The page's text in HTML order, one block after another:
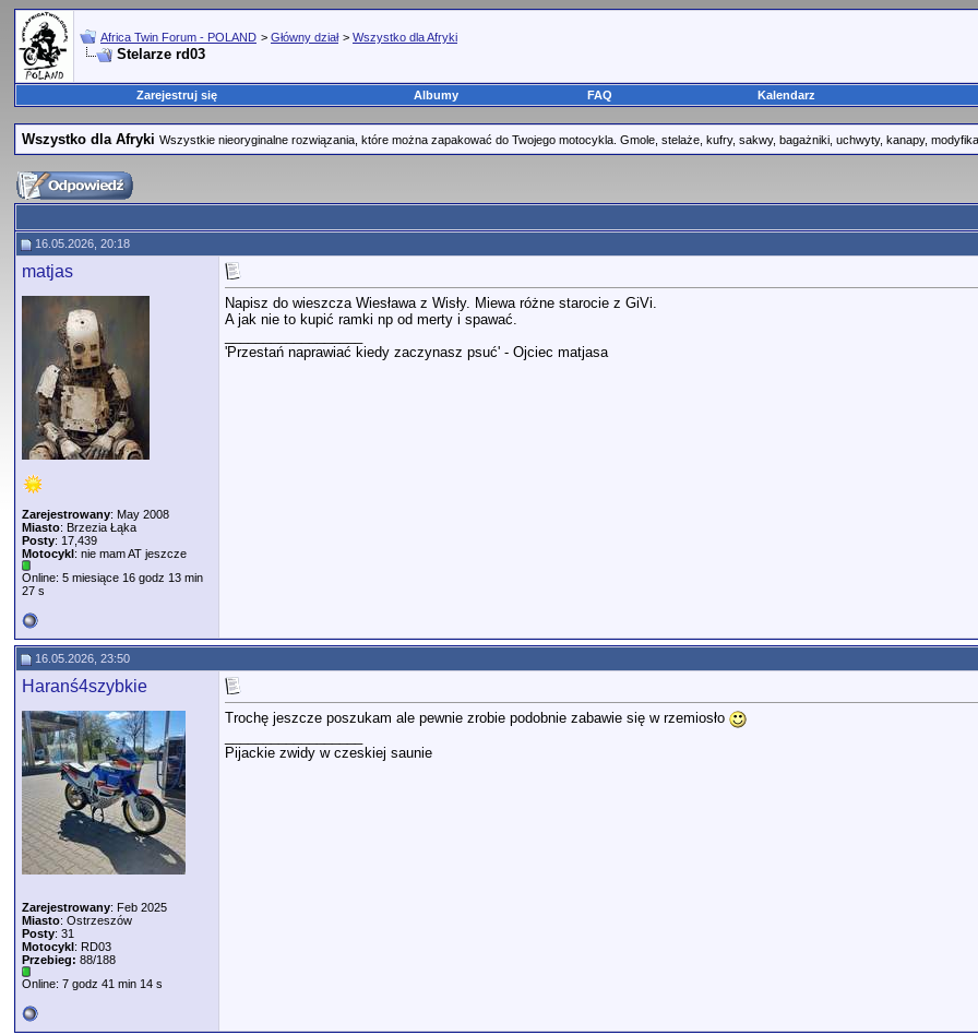
Africa Twin Forum - POLAND > Główny dział > Wszystko dla Afryki
Stelarze rd03
Zarejestruj się Albumy FAQ Kalendarz
Wszystko dla Afryki Wszystkie nieoryginalne rozwiązania, które można zapakować do Twojego motocykla. Gmole, stelaże, kufry, sakwy, bagażniki, uchwyty, kanapy,
16.05.2026, 20:18
matjas
Zarejestrowany: May 2008
Miasto: Brzezia Łąka
Posty: 17,439
Motocykl: nie mam AT jeszcze
Online: 5 miesiące 16 godz 13 min
27 s
Napisz do wieszcza Wiesława z Wisły. Miewa różne starocie z GiVi.
A jak nie to kupić ramki np od merty i spawać.
'Przestań naprawiać kiedy zaczynasz psuć' - Ojciec matjasa
16.05.2026, 23:50
Haranś4szybkie
Zarejestrowany: Feb 2025
Miasto: Ostrzeszów
Posty: 31
Motocykl: RD03
Przebieg: 88/188
Online: 7 godz 41 min 14 s
Trochę jeszcze poszukam ale pewnie zrobie podobnie zabawie się w rzemiosło
Pijackie zwidy w czeskiej saunie